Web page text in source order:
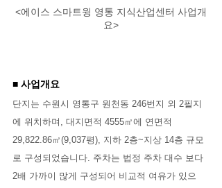
<에이스 스마트윙 영통 지식산업센터 사업개
요>
■ 사업개요
단지는 수원시 영통구 원천동 246번지 외 2필지
에 위치하며, 대지면적 4555㎡에 연면적
29,822.86㎡(9,037평), 지하 2층~지상 14층 규모
로 구성되었습니다. 주차는 법정 주차 대수 보다
2배 가까이 많게 구성되어 비교적 여유가 있으